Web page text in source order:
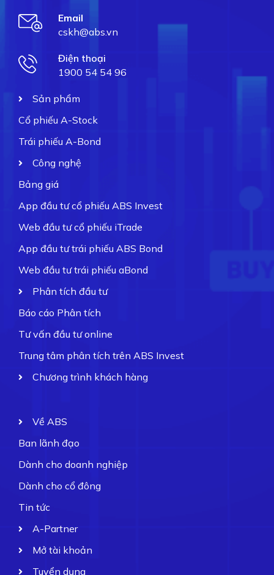
Email
cskh@abs.vn
Điện thoại
1900 54 54 96
Sản phẩm
Cổ phiếu A-Stock
Trái phiếu A-Bond
Công nghệ
Bảng giá
App đầu tư cổ phiếu ABS Invest
Web đầu tư cổ phiếu iTrade
App đầu tư trái phiếu ABS Bond
Web đầu tư trái phiếu aBond
Phân tích đầu tư
Báo cáo Phân tích
Tư vấn đầu tư online
Trung tâm phân tích trên ABS Invest
Chương trình khách hàng
Về ABS
Ban lãnh đạo
Dành cho doanh nghiệp
Dành cho cổ đông
Tin tức
A-Partner
Mở tài khoản
Tuyển dụng